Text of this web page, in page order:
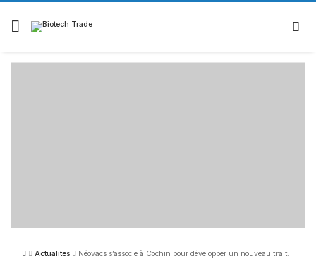
Actualités Néovacs s’associe à Cochin pour développer un nouveau traitement du diabète